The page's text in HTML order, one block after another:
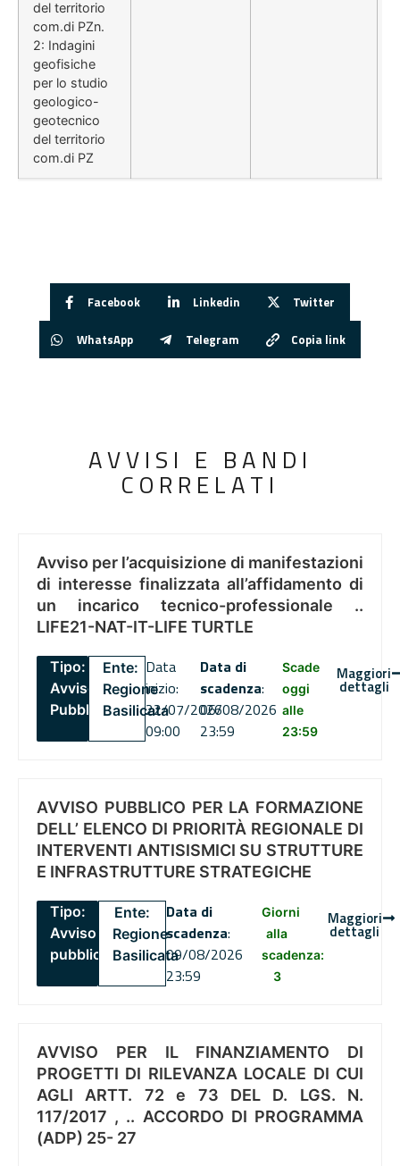
del territorio
com.di PZn.
2: Indagini
geofisiche
per lo studio
geologico-
geotecnico
del territorio
com.di PZ
Facebook Linkedin Twitter
WhatsApp Telegram Copia link
AVVISI E BANDI
CORRELATI
Avviso per l’acquisizione di manifestazioni
di interesse finalizzata all’affidamento di
un incarico tecnico-professionale ..
LIFE21-NAT-IT-LIFE TURTLE
Tipo:
Avviso
Pubblico
Ente:
Regione
Basilicata
Data
inizio:
22/07/2026
09:00
Data di
scadenza:
06/08/2026
23:59
Scade
oggi
alle
23:59
Maggiori
dettagli
AVVISO PUBBLICO PER LA FORMAZIONE
DELL’ ELENCO DI PRIORITÀ REGIONALE DI
INTERVENTI ANTISISMICI SU STRUTTURE
E INFRASTRUTTURE STRATEGICHE
Tipo:
Avviso
pubblico
Ente:
Regione
Basilicata
Data di
scadenza:
09/08/2026
23:59
Giorni
alla
scadenza:
3
Maggiori
dettagli
AVVISO PER IL FINANZIAMENTO DI
PROGETTI DI RILEVANZA LOCALE DI CUI
AGLI ARTT. 72 e 73 DEL D. LGS. N.
117/2017 , .. ACCORDO DI PROGRAMMA
(ADP) 25- 27